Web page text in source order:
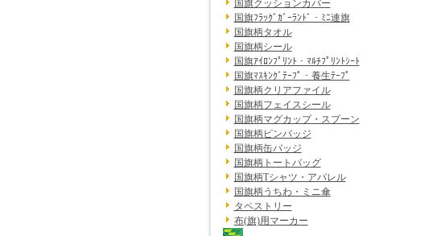
国旗クッションカバー
国旗ﾌﾗｯｸﾞｶﾞｰﾗﾝﾄﾞ・ﾐﾆ連旗
国旗柄タオル
国旗柄シール
国旗ｱｲﾛﾝﾌﾟﾘﾝﾄ・ﾏﾙﾁﾌﾟﾘﾝﾄｼｰﾄ
国旗ﾏｽｷﾝｸﾞﾃｰﾌﾟ・養生ﾃｰﾌﾟ
国旗柄クリアファイル
国旗柄フェイスシール
国旗柄マグカップ・スプーン
国旗柄ピンバッジ
国旗柄缶バッジ
国旗柄トートバッグ
国旗柄Tシャツ・アパレル
国旗柄うちわ・ミニ傘
タペストリー
布(旗)用マーカー